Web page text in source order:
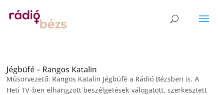
Jégbüfé – Rangos Katalin
Műsorvezető: Rangos Katalin Jégbüfé a Rádió Bézsben is. A
Heti TV-ben elhangzott beszélgetések válogatott, szerkesztett